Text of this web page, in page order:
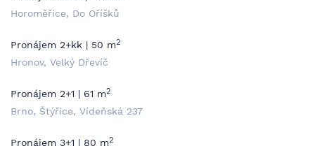
Horoměřice, Do Oříšků
Pronájem 2+kk | 50 m2
Hronov, Velký Dřevíč
Pronájem 2+1 | 61 m2
Brno, Štýřice, Vídeňská 237
Pronájem 3+1 | 80 m2